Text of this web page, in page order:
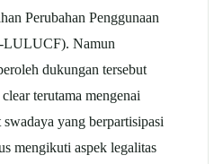
Perubahan Penggunaan
LULUCF). Namun
dukungan tersebut
terutama mengenai
yang berpartisipasi
mengikuti aspek legalitas